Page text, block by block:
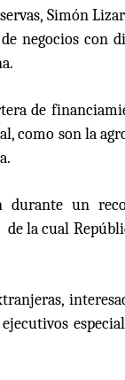
Simón
negocios con
de
como son la
durante un
la cual